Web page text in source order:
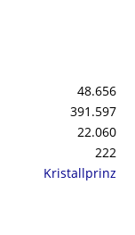
48.656
391.597
22.060
222
Kristallprinz